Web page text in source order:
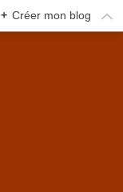
+ Créer mon blog